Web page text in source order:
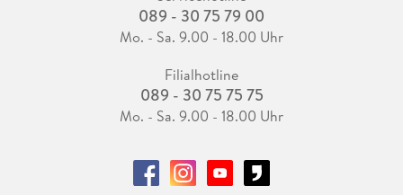
089 - 30 75 79 00
Mo. - Sa. 9.00 - 18.00 Uhr
Filialhotline
089 - 30 75 75 75
Mo. - Sa. 9.00 - 18.00 Uhr